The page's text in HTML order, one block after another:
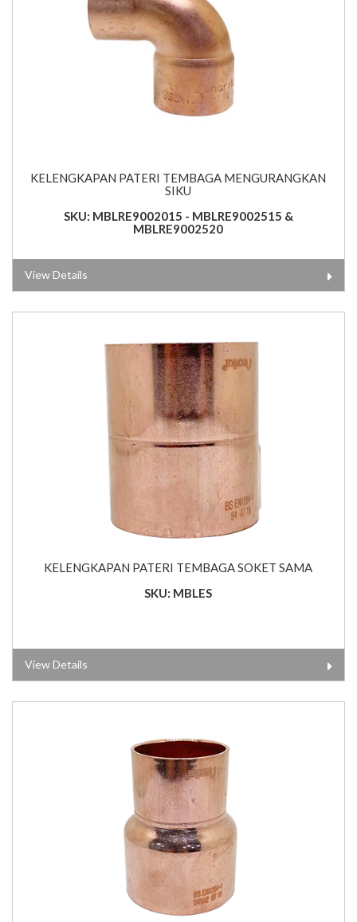
KELENGKAPAN PATERI TEMBAGA MENGURANGKAN
SIKU
SKU: MBLRE9002015 - MBLRE9002515 &
MBLRE9002520
View Details
KELENGKAPAN PATERI TEMBAGA SOKET SAMA
SKU: MBLES
View Details